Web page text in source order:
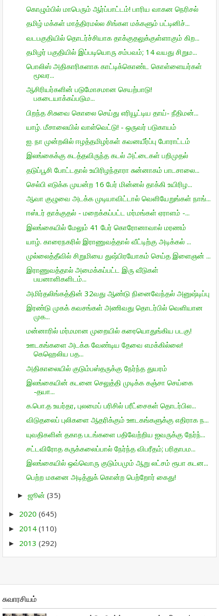
கொழும்பில் மாபெரும் ஆர்ப்பாட்டம்! பாரிய வாகன நெரிசல்
தமிழ் மக்கள் மாத்திரமல்ல சிங்கள மக்களும் பட்டினிச்...
வடபகுதியில் தொடர்ச்சியாக தாக்குதலுக்குள்ளாகும் கிற...
தமிழர் பகுதியில் இப்படியொரு சம்பவம்; 14 வயது சிறும...
பொலிஸ் அதிகாரிகளாக காட்டிக்கொண்ட கொள்ளையர்கள்
மூவர...
ஆசிரியர்களின் படுமோசமான செயற்பாடு!
பகடையாக்கப்படும...
பிறந்த சிசுவை கொலை செய்து எரியூட்டிய தாய்- நீதிமன்...
யாழ். மீசாலையில் வாள்வெட்டு! - ஒருவர் படுகாயம்
ஐ. நா முன்றலில் ஈழத்தமிழர்கள் கவனயீர்ப்பு போராட்டம்
இலங்கைக்கு கடத்தவிருந்த கடல் அட்டைகள் பறிமுதல்
தடுப்பூசி போட்டதால் உயிரிழந்தாரா சுன்னாகம் பாடசாலை...
செல்பி எடுக்க முயன்ற 16 பேர் மின்னல் தாக்கி உயிரிழ...
ஆவா குழுவை அடக்க முடியாவிட்டால் வெளியேறுங்கள் நாங்...
ஈஸ்டர் தாக்குதல் - மறைக்கப்பட்ட மர்மங்கள் ஏராளம் -...
இலங்கையில் மேலும் 41 பேர் கொரோனாவால் மரணம்
யாழ். காரைநகரில் இராணுவத்தால் வீட்டிற்கு அடிக்கல் ...
முல்லைத்தீவில் சிறுமியை துஷ்பிரயோகம் செய்த இளைஞன் ...
இராணுவத்தால் அமைக்கப்பட்ட இரு வீடுகள்
பயனாளிகளிடம்...
அமிர்தலிங்கத்தின் 32வது ஆண்டு நினைவேந்தல் அனுஷ்டிப்பு
இரண்டு முகக் கவசங்கள் அணிவது தொடர்பில் வெளியான
முக...
மன்னாரில் மர்மமான முறையில் கரையொதுங்கிய படகு!
ஊடகங்களை அடக்க வேண்டிய தேவை எமக்கில்லை!
கெஹெலிய பத...
அதிகாலையில் குடும்பஸ்தருக்கு நேர்ந்த துயரம்
இலங்கையின் கடனை செலுத்தி முடிக்க கஞ்சா செய்கை
-தயா...
க.பொ.த உயர்தர, புலமைப் பரிசில் பரீட்சைகள் தொடர்பில...
விடுதலைப் புலிகளை ஆதரிக்கும் ஊடகங்களுக்கு எதிராக ந...
யுவதிகளின் தகாத படங்களை பதிவேற்றிய ஐவருக்கு நேர்ந்...
சட்டவிரோத கருக்கலைப்பால் நேர்ந்த விபரீதம்; பரிதாபம...
இலங்கையில் ஒவ்வொரு குடும்பமும் ஆறு லட்சம் ரூபா கடன...
பெற்ற மகனை அடித்துக் கொன்ற பெற்றோர் கைது!
► ஜூன் (35)
► 2020 (645)
► 2014 (110)
► 2013 (292)
சுவாரசியம்